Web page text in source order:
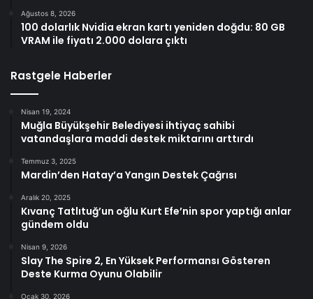
Ağustos 8, 2026
100 dolarlık Nvidia ekran kartı yeniden doğdu: 80 GB
VRAM ile fiyatı 2.000 dolara çıktı
Rastgele Haberler
Nisan 19, 2024
Muğla Büyükşehir Belediyesi ihtiyaç sahibi
vatandaşlara maddi destek miktarını arttırdı
Temmuz 3, 2025
Mardin’den Hatay’a Yangın Destek Çağrısı
Aralık 20, 2025
Kıvanç Tatlıtuğ’un oğlu Kurt Efe’nin spor yaptığı anlar
gündem oldu
Nisan 9, 2026
Slay The Spire 2, En Yüksek Performansı Gösteren
Deste Kurma Oyunu Olabilir
Ocak 30, 2026